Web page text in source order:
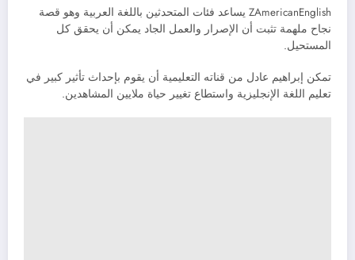
ZAmericanEnglish يساعد فئات المتحدثين باللغة العربية وهو قصة
نجاح ملهمة تثبت أن الإصرار والعمل الجاد يمكن أن يحقق كل
المستحيل.
تمكن إبراهيم عادل من قناته التعليمية أن يقوم بإحداث تأثير كبير في
تعليم اللغة الإنجليزية واستطاع تغيير حياة ملايين المشاهدين.